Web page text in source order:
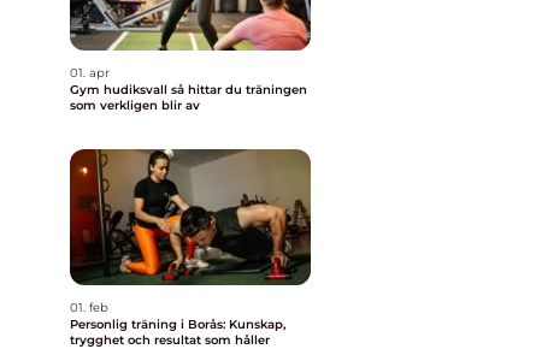
01. apr
Gym hudiksvall så hittar du träningen
som verkligen blir av
01. feb
Personlig träning i Borås: Kunskap,
trygghet och resultat som håller